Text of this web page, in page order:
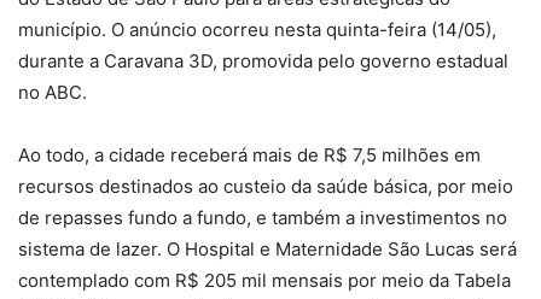
município. O anúncio ocorreu nesta quinta-feira (14/05),
durante a Caravana 3D, promovida pelo governo estadual
no ABC.
Ao todo, a cidade receberá mais de R$ 7,5 milhões em
recursos destinados ao custeio da saúde básica, por meio
de repasses fundo a fundo, e também a investimentos no
sistema de lazer. O Hospital e Maternidade São Lucas será
contemplado com R$ 205 mil mensais por meio da Tabela